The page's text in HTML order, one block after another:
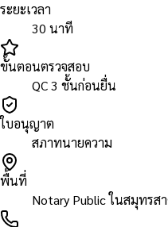
ระยะเวลา
30 นาที
ขั้นตอนตรวจสอบ
QC 3 ชั้นก่อนยื่น
ใบอนุญาต
สภาทนายความ
พื้นที่
Notary Public ในสมุทรส